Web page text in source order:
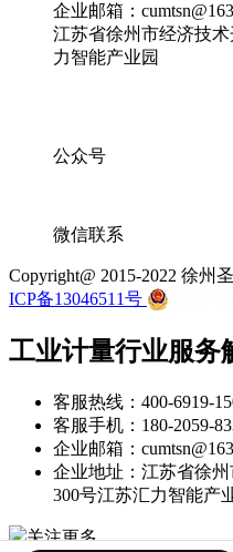
企业邮箱：
江苏省徐州市经济技
力智能产业园
公众号
微信联系
Copyright@ 2015-2022 徐州
ICP备13046511号
工业计量行业服务
客服热线：400-6919-
客服手机：180-2059-
企业邮箱：
企业地址：江苏省徐
300号江苏汇力智能产
关注更多